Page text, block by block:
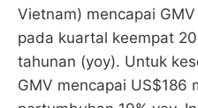
Vietnam) mencapai
pada kuartal keempat
tahunan (yoy). Untuk
GMV mencapai US$186